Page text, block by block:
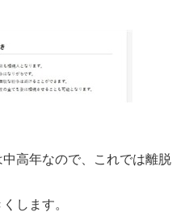
高年なので、これでは離脱
します。